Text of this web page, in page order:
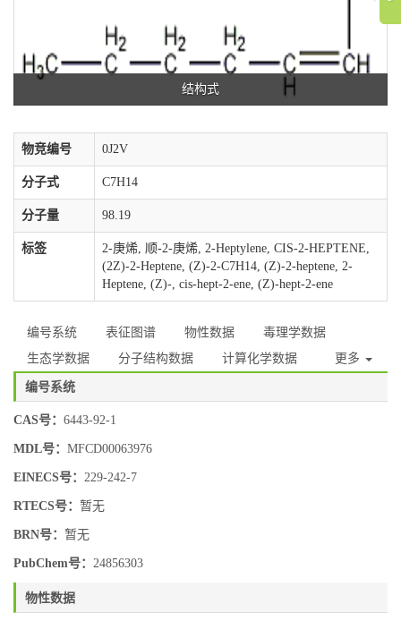
结构式
物竞编号 0J2V
分子式 C7H14
分子量 98.19
标签
2-庚烯, 顺-2-庚烯, 2-Heptylene, CIS-2-HEPTENE,
(2Z)-2-Heptene, (Z)-2-C7H14, (Z)-2-heptene, 2-
Heptene, (Z)-, cis-hept-2-ene, (Z)-hept-2-ene
编号系统 表征图谱 物性数据
毒理学数据
生态学数据
分子结构数据 计算化学数据 更多
编号系统
CAS号： 6443-92-1
MDL号： MFCD00063976
EINECS号： 229-242-7
RTECS号： 暂无
BRN号： 暂无
PubChem号： 24856303
物性数据